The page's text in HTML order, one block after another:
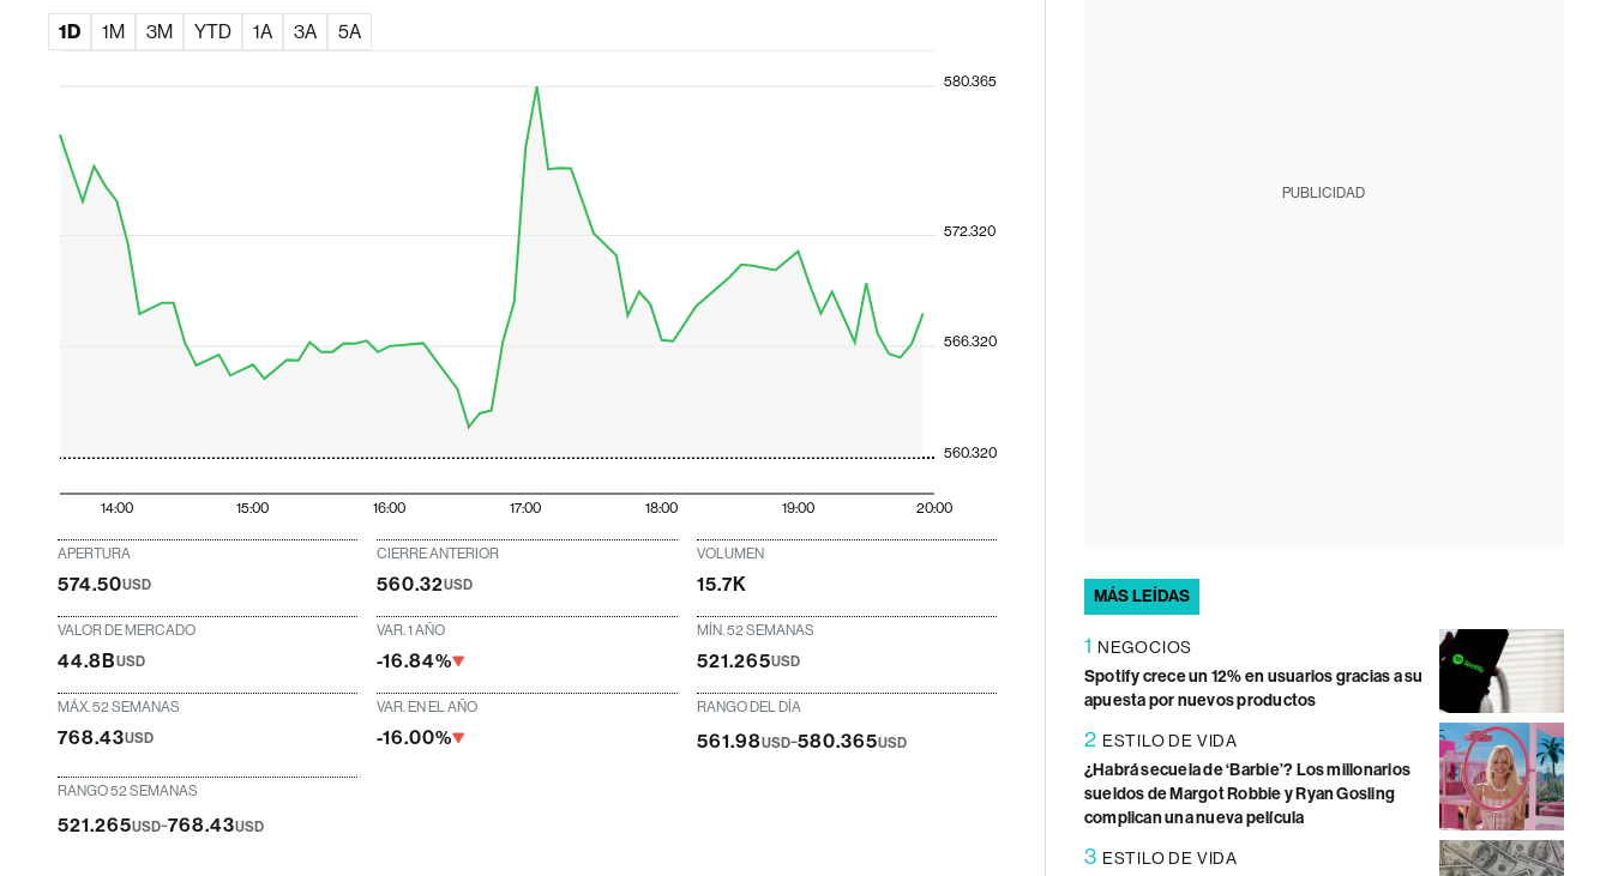
1D 1M 3M YTD 1A 3A 5A
14:00 15:00 16:00 17:00 18:00 19:00 20:00
560.320
566.320
572.320
580.365
APERTURA
574.50USD
CIERRE ANTERIOR
560.32USD
VOLUMEN
15.7K
VALOR DE MERCADO
44.8BUSD
VAR. 1 AÑO
-16.84%
MÍN. 52 SEMANAS
521.265USD
MÁX. 52 SEMANAS
768.43USD
VAR. EN EL AÑO
-16.00%
RANGO DEL DÍA
561.98USD-580.365USD
RANGO 52 SEMANAS
521.265USD-768.43USD
PUBLICIDAD
MÁS LEÍDAS
1 NEGOCIOS
Spotify crece un 12% en usuarios gracias a su
apuesta por nuevos productos
2 ESTILO DE VIDA
¿Habrá secuela de ‘Barbie’? Los millonarios
sueldos de Margot Robbie y Ryan Gosling
complican una nueva película
3 ESTILO DE VIDA